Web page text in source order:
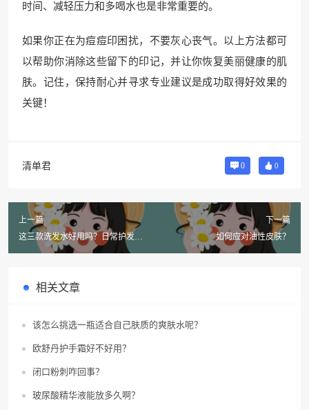
时间、减轻压力和多喝水也是非常重要的。
如果你正在为痘痘印困扰，不要灰心丧气。以上方法都可
以帮助你消除这些留下的印记，并让你恢复美丽健康的肌
肤。记住，保持耐心并寻求专业建议是成功取得好效果的
关键！
清单君 0 0
上一篇
这三款洗发水好用吗？日常护发首
下一篇
如何应对油性皮肤？
相关文章
该怎么挑选一瓶适合自己肤质的爽肤水呢？
欧舒丹护手霜好不好用？
闭口粉刺咋回事？
玻尿酸精华液能放多久啊？